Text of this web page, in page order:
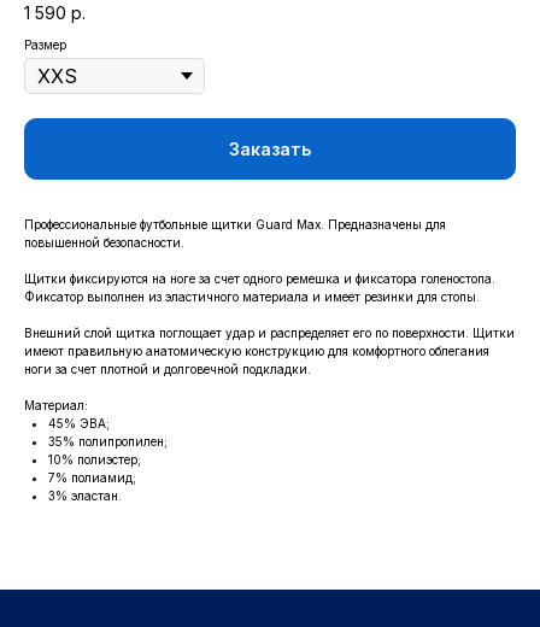
1 590 р.
Размер
Заказать
Профессиональные футбольные щитки Guard Max. Предназначены для
повышенной безопасности.
Щитки фиксируются на ноге за счет одного ремешка и фиксатора голеностопа.
Фиксатор выполнен из эластичного материала и имеет резинки для стопы.
Внешний слой щитка поглощает удар и распределяет его по поверхности. Щитки
имеют правильную анатомическую конструкцию для комфортного облегания
ноги за счет плотной и долговечной подкладки.
Материал:
45% ЭВА;
35% полипропилен;
10% полиэстер;
7% полиамид;
3% эластан.
КАТАЛОГ
КОНТАКТЫ
ОДЕЖДА ВОЗВРАТ
АТРИБУТИКА ПОЛИТИКА
КОНФИДЕНЦИАЛЬНОСТИ
Ростоши ул. Цветной Бульвар 31 (стадион "Газовик")
Официальный сайт: www.fcorenburg.ru